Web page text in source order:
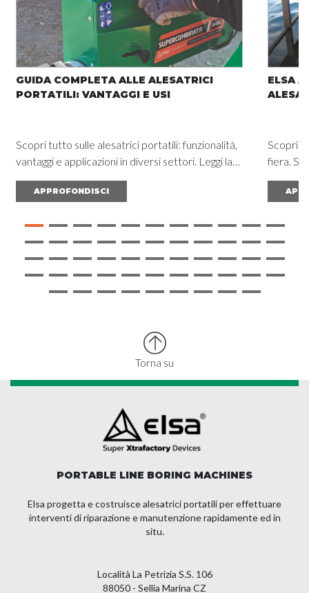
GUIDA COMPLETA ALLE ALESATRICI
PORTATILI: VANTAGGI E USI
Scopri tutto sulle alesatrici portatili: funzionalità,
vantaggi e applicazioni in diversi settori. Leggi la
guida completa e ottieni risultati eccezionali.
APPROFONDISCI
ELSA
Scopri
fiera.
Torna su
PORTABLE LINE BORING MACHINES
Elsa progetta e costruisce alesatrici portatili per effettuare
interventi di riparazione e manutenzione rapidamente ed in
situ.
Località La Petrizia S.S. 106
88050 - Sellia Marina CZ